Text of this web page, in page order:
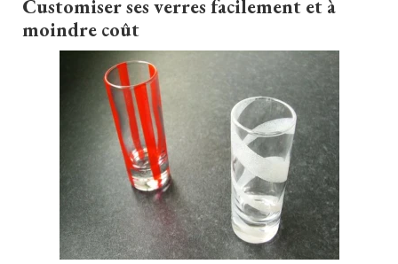
à pas réalisé avec la complicité d'Aquarelle.com.
Customiser ses verres facilement et à
moindre coût